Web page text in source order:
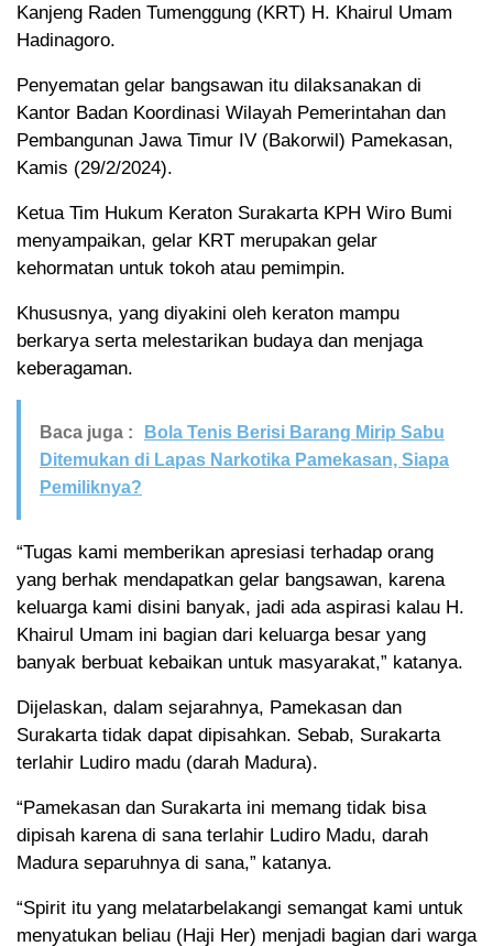
Kanjeng Raden Tumenggung (KRT) H. Khairul Umam
Hadinagoro.
Penyematan gelar bangsawan itu dilaksanakan di
Kantor Badan Koordinasi Wilayah Pemerintahan dan
Pembangunan Jawa Timur IV (Bakorwil) Pamekasan,
Kamis (29/2/2024).
Ketua Tim Hukum Keraton Surakarta KPH Wiro Bumi
menyampaikan, gelar KRT merupakan gelar
kehormatan untuk tokoh atau pemimpin.
Khususnya, yang diyakini oleh keraton mampu
berkarya serta melestarikan budaya dan menjaga
keberagaman.
Baca juga :
Bola Tenis Berisi Barang Mirip Sabu
Ditemukan di Lapas Narkotika Pamekasan, Siapa
Pemiliknya?
“Tugas kami memberikan apresiasi terhadap orang
yang berhak mendapatkan gelar bangsawan, karena
keluarga kami disini banyak, jadi ada aspirasi kalau H.
Khairul Umam ini bagian dari keluarga besar yang
banyak berbuat kebaikan untuk masyarakat,” katanya.
Dijelaskan, dalam sejarahnya, Pamekasan dan
Surakarta tidak dapat dipisahkan. Sebab, Surakarta
terlahir Ludiro madu (darah Madura).
“Pamekasan dan Surakarta ini memang tidak bisa
dipisah karena di sana terlahir Ludiro Madu, darah
Madura separuhnya di sana,” katanya.
“Spirit itu yang melatarbelakangi semangat kami untuk
menyatukan beliau (Haji Her) menjadi bagian dari warga